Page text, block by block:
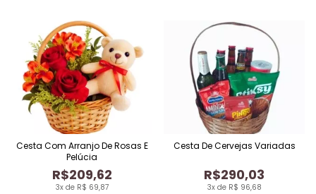
3x de R$ 69,87
R$209,62
Cesta Com Arranjo De Rosas E
Pelúcia
3x de R$ 96,68
R$290,03
Cesta De Cervejas Variadas